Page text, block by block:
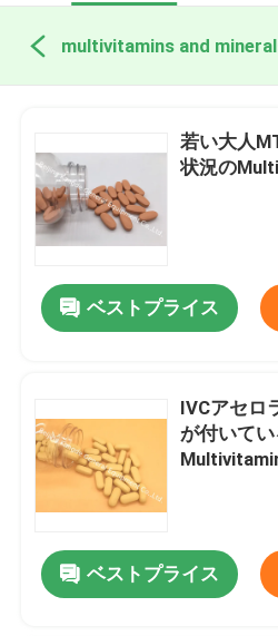
multivitamins and
若い大人
状況の
ベストプライス
IVCアセロ
が付いて
ベストプライス